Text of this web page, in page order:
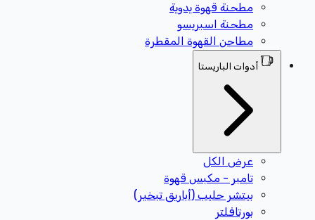
مطحنة قهوة يدوية
مطحنة اسبريسو
مطاحن القهوة المقطرة
أدوات الباريستا
عرض الكل
تامبر - مكبس قهوة
بيتشر حليب (أباريق تبخير)
بورتافلتر